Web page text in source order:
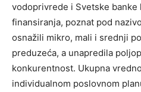
vodoprivrede i Svetske banke
finansiranja, poznat pod
osnažili mikro, mali i srednji
preduzeća, a unapredila
konkurentnost. Ukupna
individualnom poslovnom